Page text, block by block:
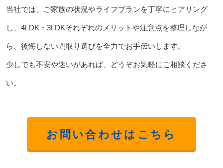
当社では、ご家族の状況やライフプランを丁寧にヒアリング
し、4LDK・3LDKそれぞれのメリットや注意点を整理しなが
ら、後悔しない間取り選びを全力でお手伝いします。
少しでも不安や迷いがあれば、どうぞお気軽にご相談くださ
い。
お問い合わせはこちら